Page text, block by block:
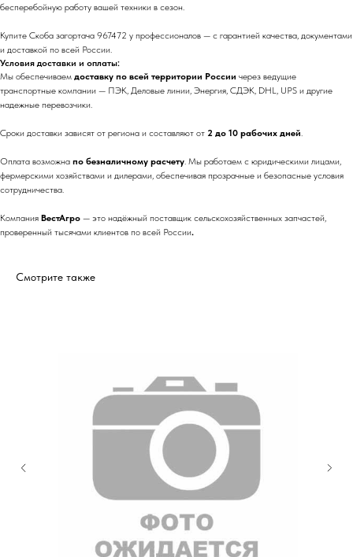
бесперебойную работу вашей техники в сезон.
Купите Скоба загортача 967472 у профессионалов — с гарантией качества, документами
и доставкой по всей России.
Условия доставки и оплаты:
Мы обеспечиваем доставку по всей территории России через ведущие
транспортные компании — ПЭК, Деловые линии, Энергия, СДЭК, DHL, UPS и другие
надежные перевозчики.
Сроки доставки зависят от региона и составляют от 2 до 10 рабочих дней.
Оплата возможна по безналичному расчету. Мы работаем с юридическими лицами,
фермерскими хозяйствами и дилерами, обеспечивая прозрачные и безопасные условия
сотрудничества.
Компания ВестАгро — это надёжный поставщик сельскохозяйственных запчастей,
проверенный тысячами клиентов по всей России.
Смотрите также